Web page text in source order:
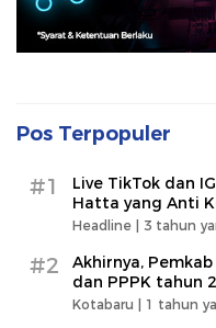
Pos Terpopuler
#1
Live TikTok dan
Hatta yang Anti
Headline | 3 tahun
#2
Akhirnya,
dan PPPK tahun
Kotabaru | 1 tahun